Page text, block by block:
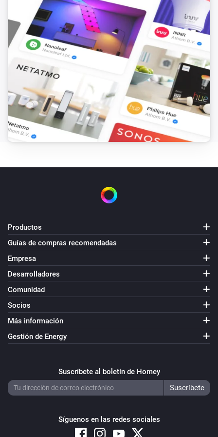
Productos
Guías de compras recomendadas
Empresa
Desarrolladores
Comunidad
Socios
Más información
Gestión de Energy
Suscríbete al boletín de Homey
Síguenos en las redes sociales